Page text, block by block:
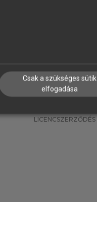
LICENCSZERZŐDÉS
Csak a szükséges sütik
elfogadása